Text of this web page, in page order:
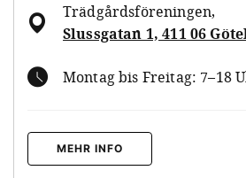
Trädgårdsföreningen,
Slussgatan 1, 411 06
Montag bis Freitag: 7–18
MEHR INFO